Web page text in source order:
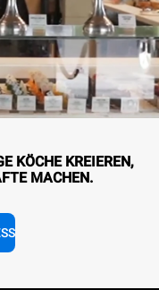
KÖCHE KREIEREN,
MACHEN.